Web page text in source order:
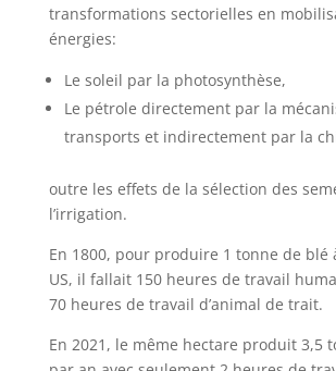
transformations sectorielles en
énergies:
Le soleil par la photosynthèse,
Le pétrole directement par la
transports et indirectement par la
outre les effets de la sélection des
l’irrigation.
En 1800, pour produire 1 tonne de blé
US, il fallait 150 heures de travail
70 heures de travail d’animal de trait.
En 2021, le même hectare produit 3,5